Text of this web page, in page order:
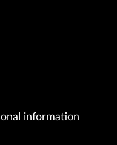
information